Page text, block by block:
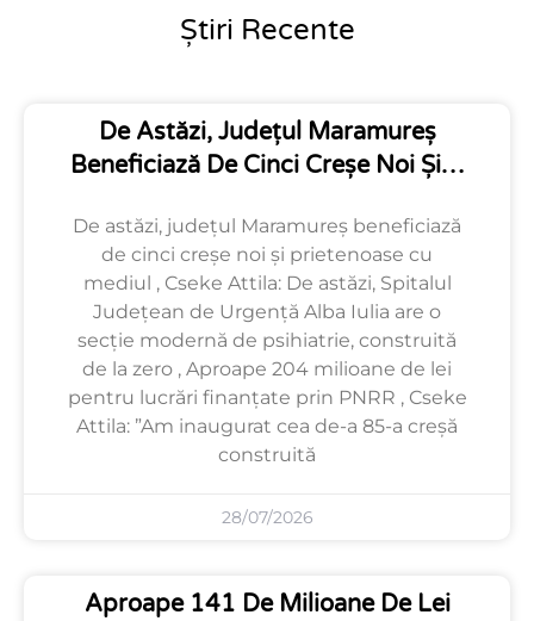
Știri Recente
De Astăzi, Județul Maramureș
Beneficiază De Cinci Creșe Noi Și…
De astăzi, județul Maramureș beneficiază
de cinci creșe noi și prietenoase cu
mediul , Cseke Attila: De astăzi, Spitalul
Județean de Urgență Alba Iulia are o
secție modernă de psihiatrie, construită
de la zero , Aproape 204 milioane de lei
pentru lucrări finanțate prin PNRR , Cseke
Attila: ”Am inaugurat cea de-a 85-a creșă
construită
28/07/2026
Aproape 141 De Milioane De Lei